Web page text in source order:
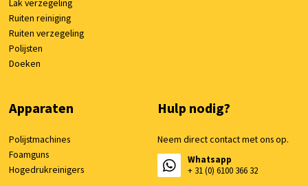
Lak verzegeling
Ruiten reiniging
Ruiten verzegeling
Polijsten
Doeken
Apparaten
Polijstmachines
Foamguns
Hogedrukreinigers
Hulp nodig?
Neem direct contact met ons op.
Whatsapp
+ 31 (0) 6100 366 32